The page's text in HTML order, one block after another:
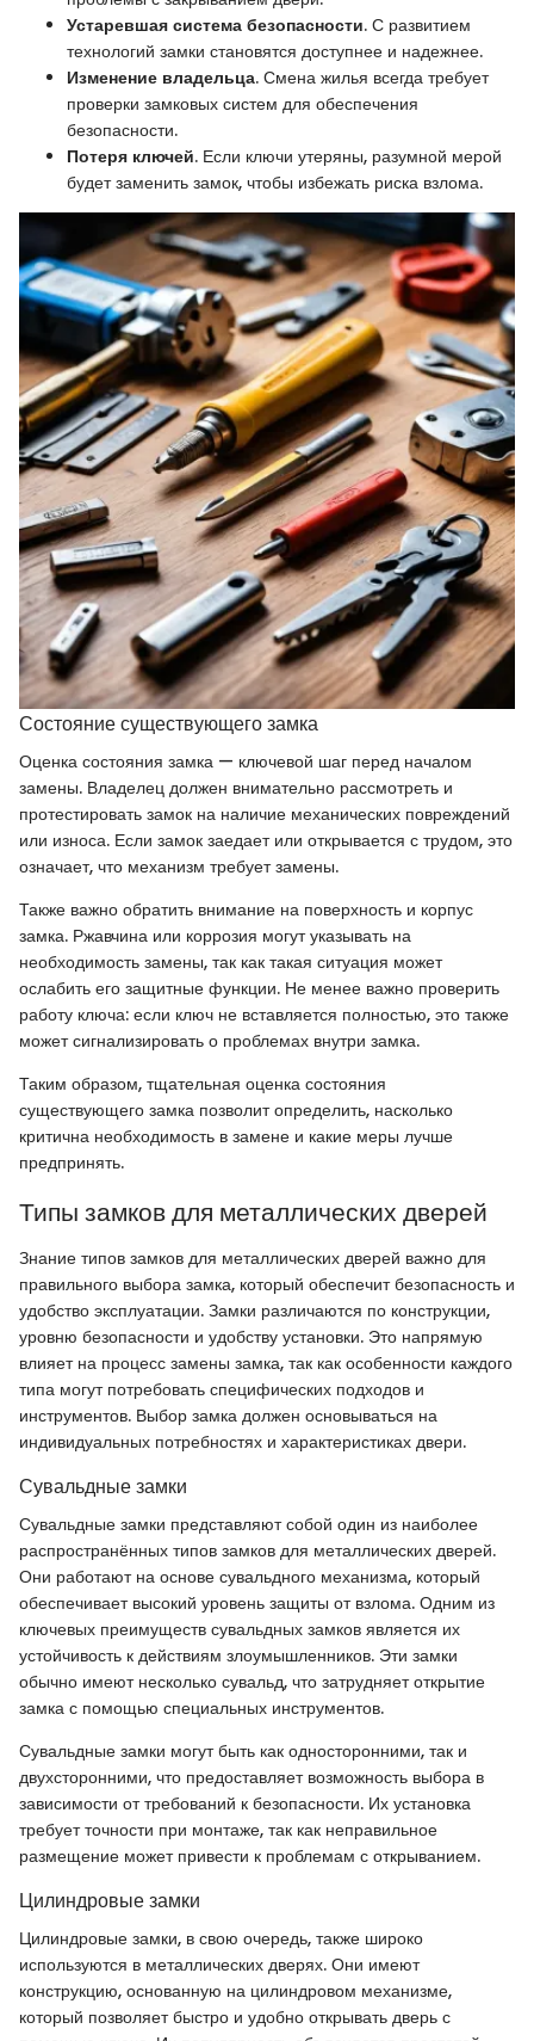
Устаревшая система безопасности. С развитием
технологий замки становятся доступнее и надежнее.
Изменение владельца. Смена жилья всегда требует
проверки замковых систем для обеспечения
безопасности.
Потеря ключей. Если ключи утеряны, разумной мерой
будет заменить замок, чтобы избежать риска взлома.
Состояние существующего замка
Оценка состояния замка — ключевой шаг перед началом
замены. Владелец должен внимательно рассмотреть и
протестировать замок на наличие механических повреждений
или износа. Если замок заедает или открывается с трудом, это
означает, что механизм требует замены.
Также важно обратить внимание на поверхность и корпус
замка. Ржавчина или коррозия могут указывать на
необходимость замены, так как такая ситуация может
ослабить его защитные функции. Не менее важно проверить
работу ключа: если ключ не вставляется полностью, это также
может сигнализировать о проблемах внутри замка.
Таким образом, тщательная оценка состояния
существующего замка позволит определить, насколько
критична необходимость в замене и какие меры лучше
предпринять.
Типы замков для металлических дверей
Знание типов замков для металлических дверей важно для
правильного выбора замка, который обеспечит безопасность и
удобство эксплуатации. Замки различаются по конструкции,
уровню безопасности и удобству установки. Это напрямую
влияет на процесс замены замка, так как особенности каждого
типа могут потребовать специфических подходов и
инструментов. Выбор замка должен основываться на
индивидуальных потребностях и характеристиках двери.
Сувальдные замки
Сувальдные замки представляют собой один из наиболее
распространённых типов замков для металлических дверей.
Они работают на основе сувальдного механизма, который
обеспечивает высокий уровень защиты от взлома. Одним из
ключевых преимуществ сувальдных замков является их
устойчивость к действиям злоумышленников. Эти замки
обычно имеют несколько сувальд, что затрудняет открытие
замка с помощью специальных инструментов.
Сувальдные замки могут быть как односторонними, так и
двухсторонними, что предоставляет возможность выбора в
зависимости от требований к безопасности. Их установка
требует точности при монтаже, так как неправильное
размещение может привести к проблемам с открыванием.
Цилиндровые замки
Цилиндровые замки, в свою очередь, также широко
используются в металлических дверях. Они имеют
конструкцию, основанную на цилиндровом механизме,
который позволяет быстро и удобно открывать дверь с